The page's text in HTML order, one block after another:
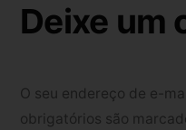
Deixe um
O seu endereço de e-
obrigatórios são